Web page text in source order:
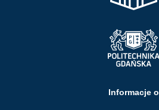
Informacje o